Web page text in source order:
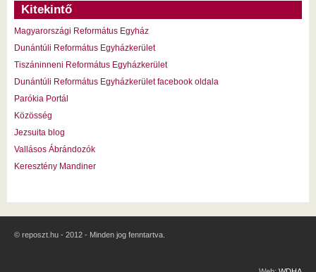
Kitekintő
Magyarországi Református Egyház
Dunántúli Református Egyházkerület
Tiszáninneni Református Egyházkerület
Dunántúli Református Egyházkerület facebook oldala
Parókia Portál
Közösség
Jezsuita blog
Vallásos Ábrándozók
Keresztény Mandiner
© reposzt.hu - 2012 - Minden jog fenntartva.